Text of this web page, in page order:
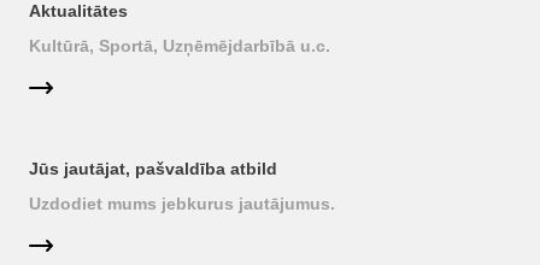
Aktualitātes
Kultūrā, Sportā, Uzņēmējdarbībā u.c.
Jūs jautājat, pašvaldība atbild
Uzdodiet mums jebkurus jautājumus.